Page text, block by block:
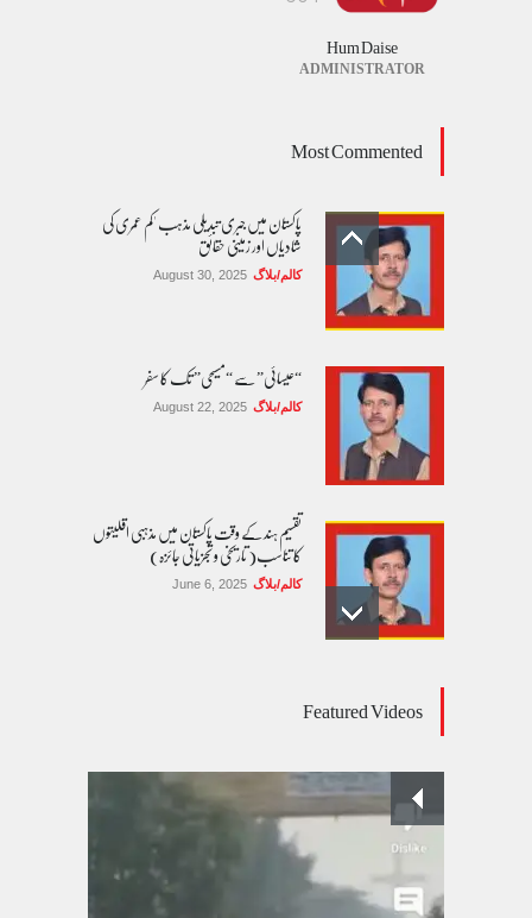
Hum Daise
ADMINISTRATOR
Most Commented
پاکستان میں جبری تبدیلی مذہب 'کم عمری کی
شادیاں اور زمینی حقائق
کالم/بلاگ August 30, 2025
“عیسائی” سے “مسیحی” تک کا سفر
کالم/بلاگ August 22, 2025
تقسیم ہند کے وقت پاکستان میں مذہبی اقلیتوں
کا تناسب( تاریخی و تجزیاتی جائزہ)
کالم/بلاگ June 6, 2025
پسند کی شادیوں کا بڑھتا ہوا رجحان اور راولپنڈی
کی یوسیز میں اندارج پر پابندی ایک نیا تنازعہ
October 14, 2025
Featured Videos